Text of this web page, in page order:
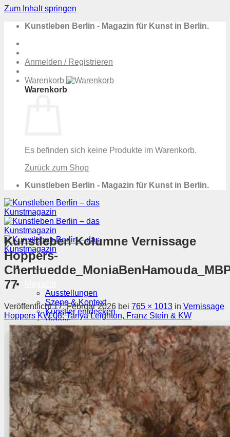
Zum Inhalt springen
Kunstleben Berlin - Magazin für Kunst in Berlin.
Anmelden / Registrieren
Warenkorb
Warenkorb
Es befinden sich keine Produkte im Warenkorb.
Zurück zum Shop
Kunstleben Berlin - Magazin für Kunst in Berlin.
Menü
Ausstellungen
Szene & Kontext
Künstler entdecken
Videos
Kunstkalender
Orte
Suchen nach:
Suchen nach:
Kunstleben Kolumne Vernissage
Hoppers-
77
Veröffentlicht17. Februar 2026 bei 765 × 1013 in Vernissage
Hoppers KW 08: Tanya Leighton, Franz Stein & KW